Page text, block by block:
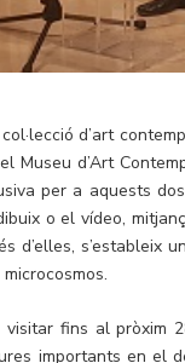
d’art
Museu d’Art
per a aquests
o el vídeo,
d’elles, s’estableix
visitar fins al pròxim
importants en el